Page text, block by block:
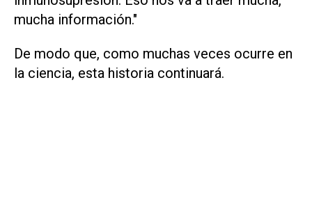
mucha información."
De modo que, como muchas veces ocurre en
la ciencia, esta historia continuará.